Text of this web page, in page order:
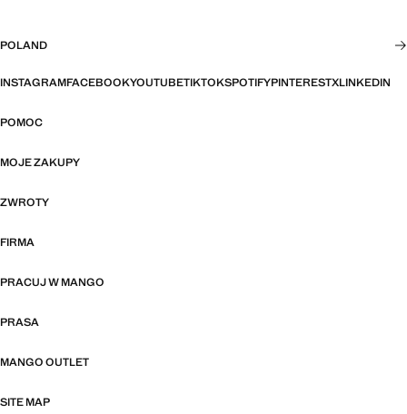
POLAND
INSTAGRAMFACEBOOKYOUTUBETIKTOKSPOTIFYPINTERESTXLINKEDIN
POMOC
MOJE ZAKUPY
ZWROTY
FIRMA
PRACUJ W MANGO
PRASA
MANGO OUTLET
SITE MAP